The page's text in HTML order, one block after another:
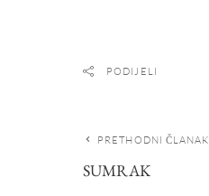
PODIJELI
PRETHODNI ČLANAK
SUMRAK